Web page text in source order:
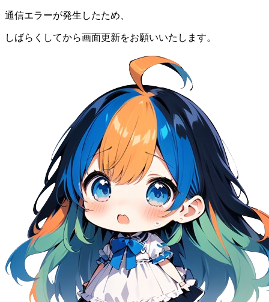
通信エラーが発生したため、
しばらくしてから画面更新をお願いいたします。